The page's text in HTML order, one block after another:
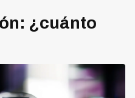
¿cuánto